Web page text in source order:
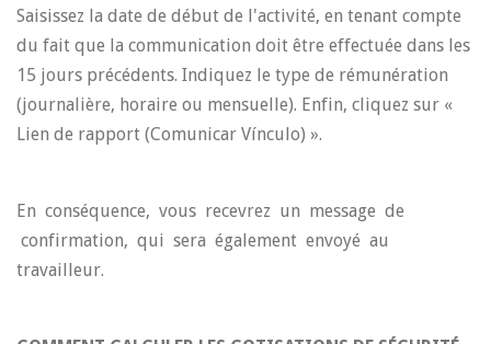
Saisissez la date de début de l'activité, en tenant compte
du fait que la communication doit être effectuée dans les
15 jours précédents. Indiquez le type de rémunération
(journalière, horaire ou mensuelle). Enfin, cliquez sur «
Lien de rapport (Comunicar Vínculo) ».
En conséquence, vous recevrez un message de
confirmation, qui sera également envoyé au
travailleur.